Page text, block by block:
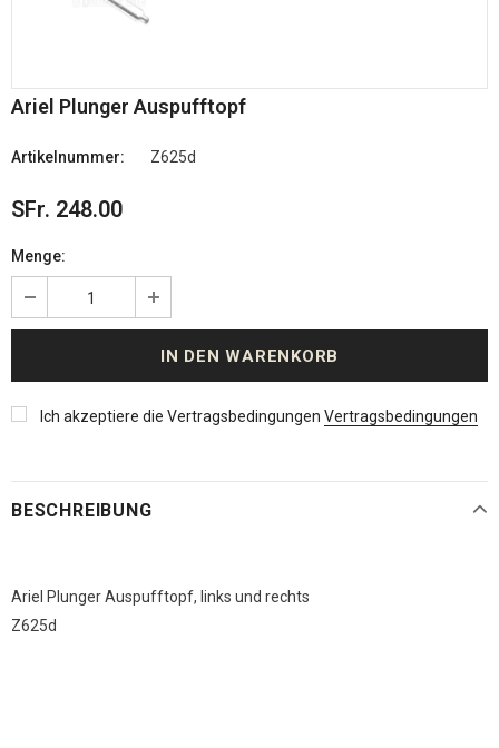
Ariel Plunger Auspufftopf
Artikelnummer: Z625d
SFr. 248.00
Menge:
Ich akzeptiere die Vertragsbedingungen Vertragsbedingungen
BESCHREIBUNG
Ariel Plunger Auspufftopf, links und rechts
Z625d